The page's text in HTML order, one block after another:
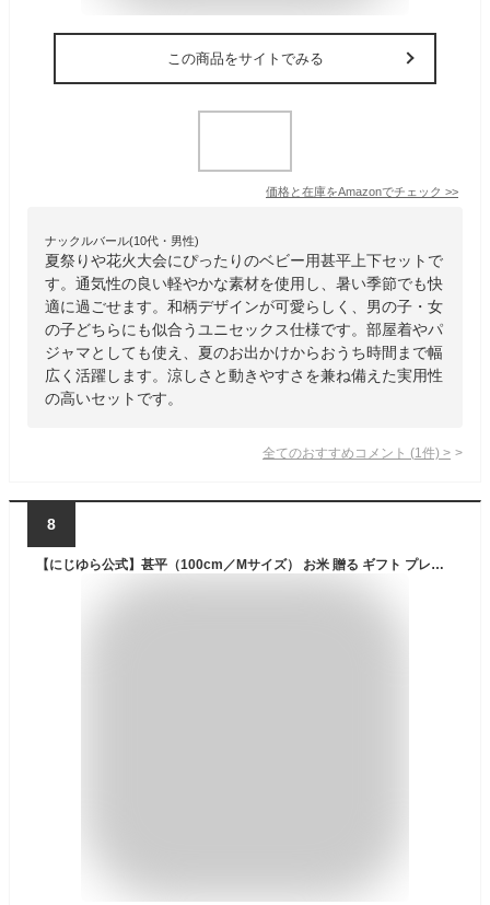
この商品をサイトでみる
価格と在庫をAmazonでチェック >>
ナックルバール(10代・男性)
夏祭りや花火大会にぴったりのベビー用甚平上下セットで
す。通気性の良い軽やかな素材を使用し、暑い季節でも快
適に過ごせます。和柄デザインが可愛らしく、男の子・女
の子どちらにも似合うユニセックス仕様です。部屋着やパ
ジャマとしても使え、夏のお出かけからおうち時間まで幅
広く活躍します。涼しさと動きやすさを兼ね備えた実用性
の高いセットです。
全てのおすすめコメント (1 件) >
8
【にじゆら公式】甚平（100cm／Mサイズ） お米 贈る ギフト プレゼント 夏 祭り 出産祝い 子供服 キッズ 晒 綿100％ てぬぐい 手拭い 日本 和 送料無料 伝統工芸品